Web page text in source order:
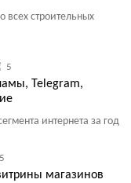
строительных
5
Telegram,
интернета за год
5
магазинов